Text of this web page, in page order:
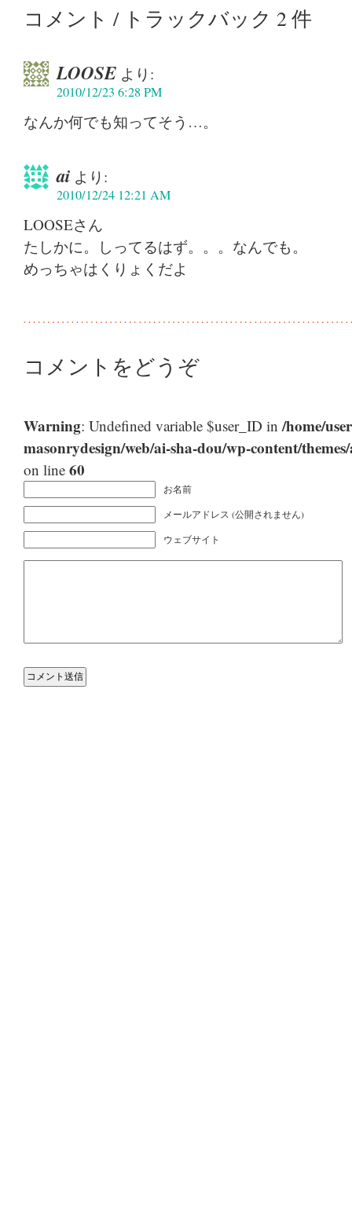
コメント / トラックバック 2 件
LOOSE より:
2010/12/23 6:28 PM
なんか何でも知ってそう…。
ai より:
2010/12/24 12:21 AM
LOOSEさん
たしかに。しってるはず。。。なんでも。
めっちゃはくりょくだよ
コメントをどうぞ
Warning: Undefined variable $user_ID in/home/
masonrydesign/web/ai-sha-dou/wp-content/
on line 60
お名前
メールアドレス (公開されません)
ウェブサイト